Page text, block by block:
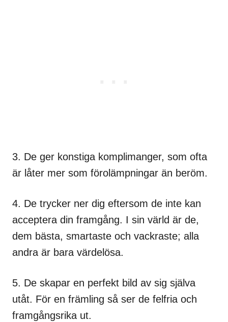
3. De ger konstiga komplimanger, som ofta
är låter mer som förolämpningar än beröm.
4. De trycker ner dig eftersom de inte kan
acceptera din framgång. I sin värld är de,
dem bästa, smartaste och vackraste; alla
andra är bara värdelösa.
5. De skapar en perfekt bild av sig själva
utåt. För en främling så ser de felfria och
framgångsrika ut.